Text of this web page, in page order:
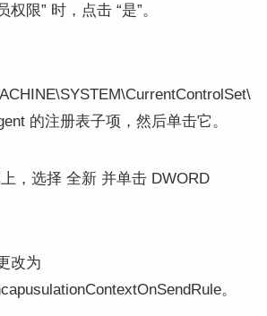
权限” 时，点击 “是”。
的注册表子项，然后单击它。
上，选择 全新 并单击 DWORD
改为
。